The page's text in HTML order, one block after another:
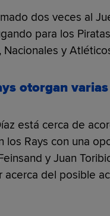
dos veces al
para los
y
otorgan
está cerca de
los Rays con una
y Juan
acerca del posible